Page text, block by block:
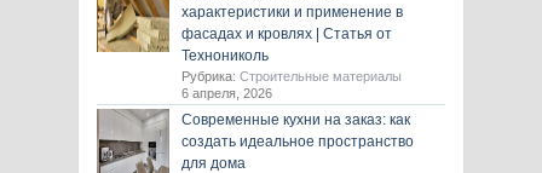
характеристики и применение в
фасадах и кровлях | Статья от
Технониколь
Рубрика: Строительные материалы
6 апреля, 2026
Современные кухни на заказ: как
создать идеальное пространство
для дома